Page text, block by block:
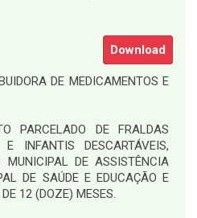
Download
DE MEDICAMENTOS E
PARCELADO DE FRALDAS
INFANTIS DESCARTÁVEIS,
MUNICIPAL DE ASSISTÊNCIA
DE SAÚDE E EDUCAÇÃO E
12 (DOZE) MESES.